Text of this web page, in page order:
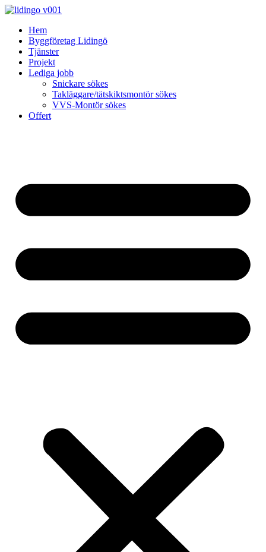
Skip
contentHem
Byggföretag Lidingö
Tjänster
Projekt
Lediga jobb
Snickare sökes
Takläggare/tätskiktsmontör sökes
VVS-Montör sökes
Offert